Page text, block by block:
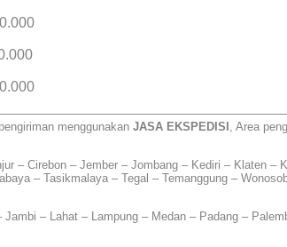
pengiriman menggunakan JASA EKSPEDISI , Area
– Cirebon – Jember – Jombang – Kediri – Klaten
– Tasikmalaya – Tegal – Temanggung –
– Lahat – Lampung – Medan – Padang –